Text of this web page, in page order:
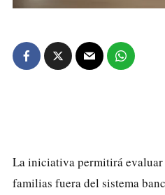
La iniciativa permitirá
familias fuera del sistema